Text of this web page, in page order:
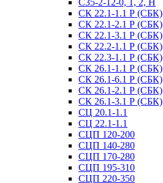
СК 22.1-1.1 Р (СБК)
СК 22.1-2.1 Р (СБК)
СК 22.1-3.1 Р (СБК)
СК 22.2-1.1 Р (СБК)
СК 22.3-1.1 Р (СБК)
СК 26.1-1.1 Р (СБК)
СК 26.1-6.1 Р (СБК)
СК 26.1-2.1 Р (СБК)
СК 26.1-3.1 Р (СБК)
СЦ 20.1-1.1
СЦ 22.1-1.1
СЦП 120-200
СЦП 140-280
СЦП 170-280
СЦП 195-310
СЦП 220-350